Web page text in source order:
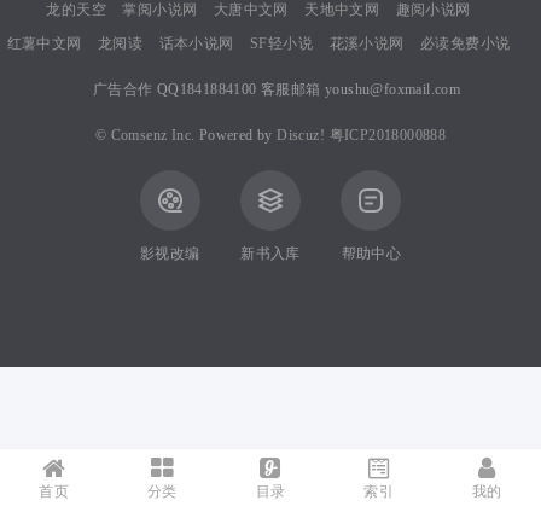
B
首页 分类 目录 索引 我的
龙的天空 掌阅小说网 大唐中文网 天地中文网
趣阅小说网
红薯中文网
龙阅读 话本小说网 SF轻小说 花溪小说网 必读免费小说
广告合作 QQ1841884100 客服邮箱 youshu@foxmail.com
© Comsenz Inc. Powered by Discuz! 粤ICP2018000888
影视改编 新书入库 帮助中心